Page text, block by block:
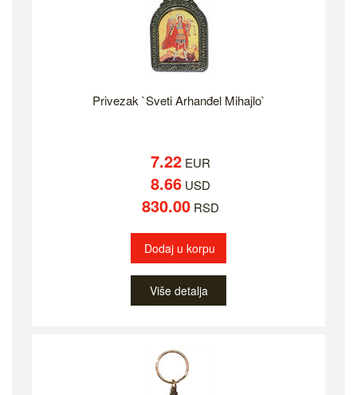
Privezak `Sveti Arhanđel Mihajlo`
7.22 EUR
8.66 USD
830.00 RSD
Dodaj u korpu
Više detalja